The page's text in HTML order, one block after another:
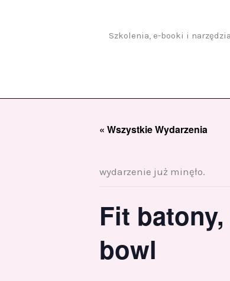
Szkolenia, e-booki i
« Wszystkie Wydarzenia
wydarzenie już minęło.
Fit
bowl